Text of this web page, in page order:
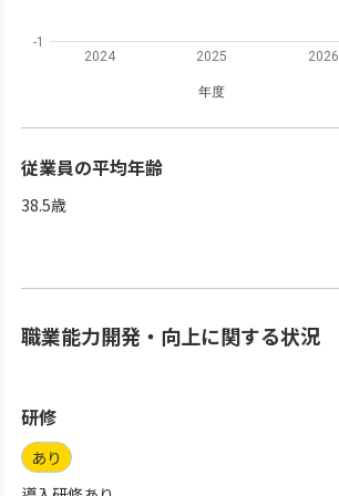
2024 2025 2026
年度
-1
従業員の平均年齢
38.5歳
職業能力開発・向上に関する状況
研修
あり